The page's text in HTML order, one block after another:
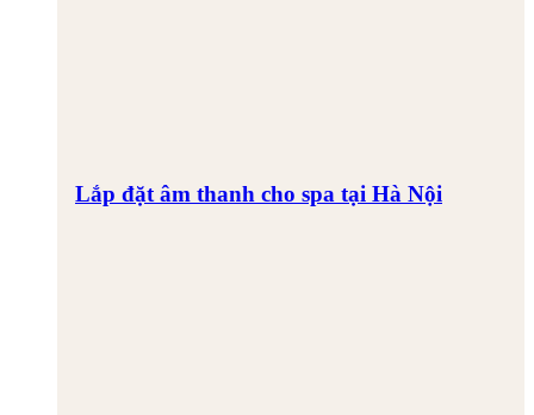
Lắp đặt âm thanh cho spa tại Hà Nội